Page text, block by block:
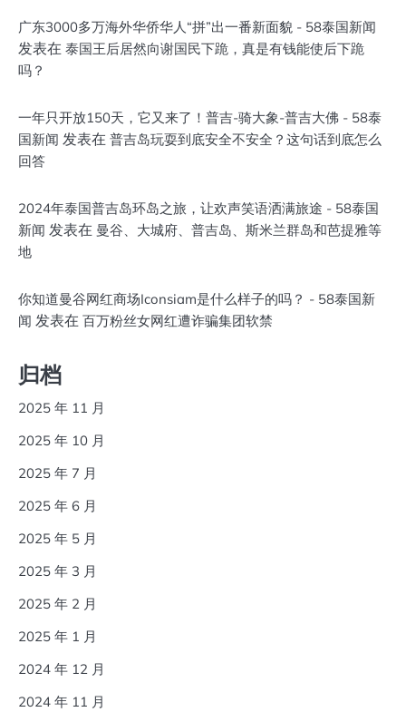
广东3000多万海外华侨华人“拼”出一番新面貌 - 58泰国新闻
发表在 泰国王后居然向谢国民下跪，真是有钱能使后下跪
吗？
一年只开放150天，它又来了！普吉-骑大象-普吉大佛 - 58泰
国新闻 发表在 普吉岛玩耍到底安全不安全？这句话到底怎么
回答
2024年泰国普吉岛环岛之旅，让欢声笑语洒满旅途 - 58泰国
新闻 发表在 曼谷、大城府、普吉岛、斯米兰群岛和芭提雅等
地
你知道曼谷网红商场Iconsiam是什么样子的吗？ - 58泰国新
闻 发表在 百万粉丝女网红遭诈骗集团软禁
归档
2025 年 11 月
2025 年 10 月
2025 年 7 月
2025 年 6 月
2025 年 5 月
2025 年 3 月
2025 年 2 月
2025 年 1 月
2024 年 12 月
2024 年 11 月